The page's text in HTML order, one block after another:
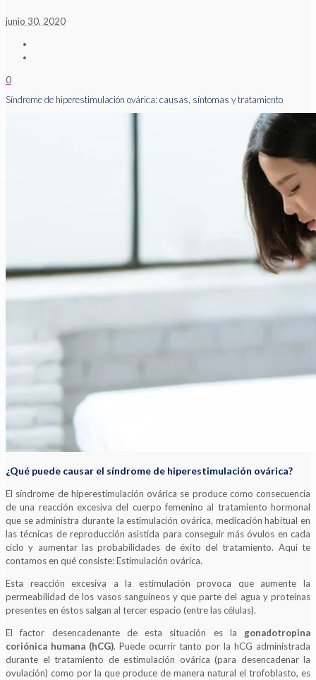
junio 30, 2020
0
Síndrome de hiperestimulación ovárica: causas, síntomas y tratamiento
¿Qué puede causar el síndrome de hiperestimulación ovárica?
El síndrome de hiperestimulación ovárica se produce como consecuencia
de una reacción excesiva del cuerpo femenino al tratamiento hormonal
que se administra durante la estimulación ovárica, medicación habitual en
las técnicas de reproducción asistida para conseguir más óvulos en cada
ciclo y aumentar las probabilidades de éxito del tratamiento. Aquí te
contamos en qué consiste: Estimulación ovárica.
Esta reacción excesiva a la estimulación provoca que aumente la
permeabilidad de los vasos sanguíneos y que parte del agua y proteínas
presentes en éstos salgan al tercer espacio (entre las células).
El factor desencadenante de esta situación es la gonadotropina
coriónica humana (hCG). Puede ocurrir tanto por la hCG administrada
durante el tratamiento de estimulación ovárica (para desencadenar la
ovulación) como por la que produce de manera natural el trofoblasto, es